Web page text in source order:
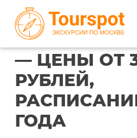
ЭКСКУРСИИ ПО САНКТ-
ЭКСКУРСИИ ПО МОСКВЕ
ЭКСКУРСИИ ПО СОЧИ
ЭКСКУРСИИ В
САНКТ-
— ЦЕНЫ ОТ
РУБЛЕЙ,
ГОДА